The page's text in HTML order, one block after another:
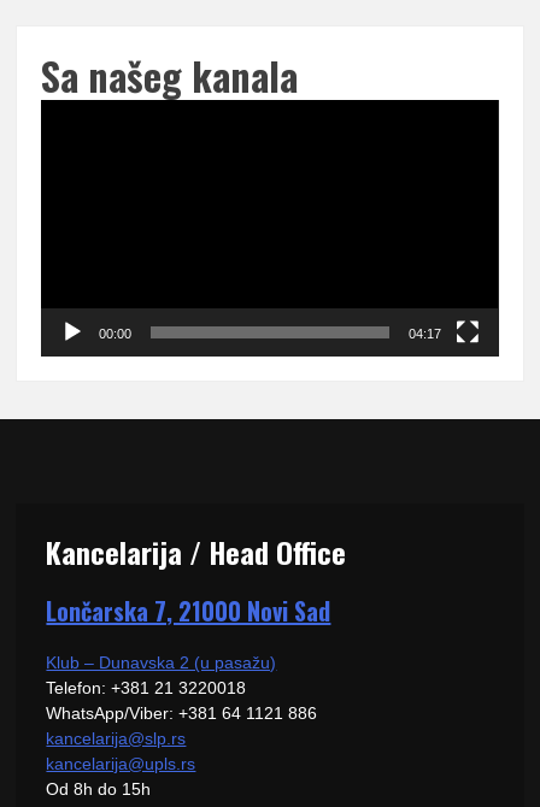
Sa našeg kanala
00:00 04:17
Kancelarija / Head Office
Lončarska 7, 21000 Novi Sad
Klub – Dunavska 2 (u pasažu)
Telefon: +381 21 3220018
WhatsApp/Viber: +381 64 1121 886
kancelarija@slp.rs
kancelarija@upls.rs
Od 8h do 15h